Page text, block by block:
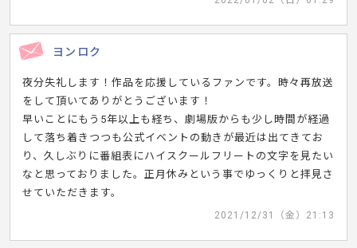
ヨンロク
夜分失礼します！作品を応援しているファンです。時々再放送
をして頂いてありがとうございます！
早いことにもう5年以上も経ち、劇場版からも少し時間が経過
して落ち着きつつも公式イベントの動きが最近は出てきてお
り、久しぶりに番組表にハイスクールフリートの文字を見たい
なと思っておりました。正月休みという事でゆっくりと拝見さ
せていただきます。
2021/12/31（金）21:13